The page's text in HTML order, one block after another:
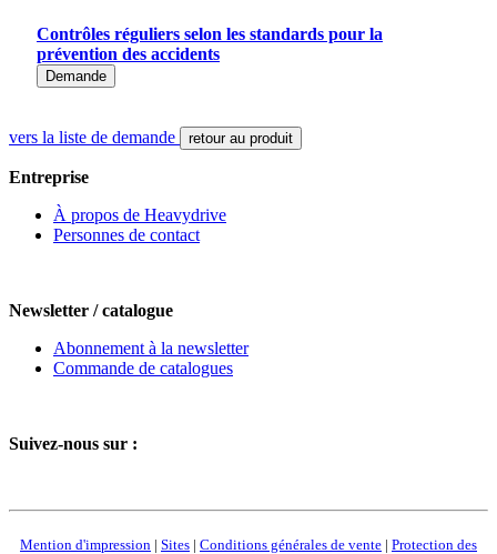
Contrôles réguliers selon les standards pour la
prévention des accidents
Demande
vers la liste de demande retour au produit
Entreprise
À propos de Heavydrive
Personnes de contact
Newsletter / catalogue
Abonnement à la newsletter
Commande de catalogues
Suivez-nous sur :
Mention d'impression | Sites | Conditions générales de vente | Protection des